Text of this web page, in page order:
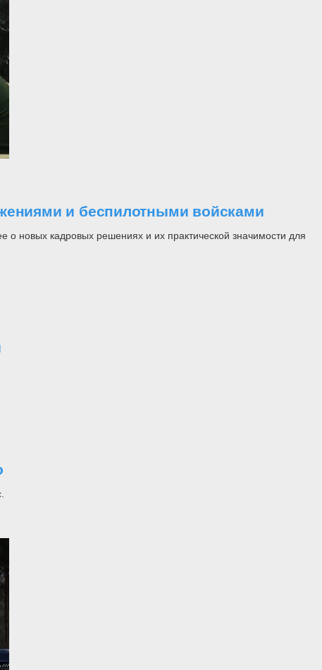
и беспилотными войсками
о новых кадровых решениях и их практической значимости для